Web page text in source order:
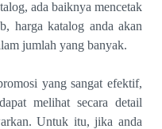
ada baiknya mencetak
harga katalog anda akan
jumlah yang banyak.
yang sangat efektif,
melihat secara detail
Untuk itu, jika anda